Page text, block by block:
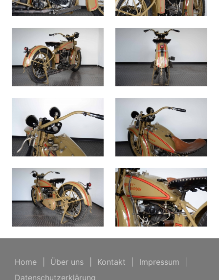
Home Über uns Kontakt Impressum
Datenschutzerklärung